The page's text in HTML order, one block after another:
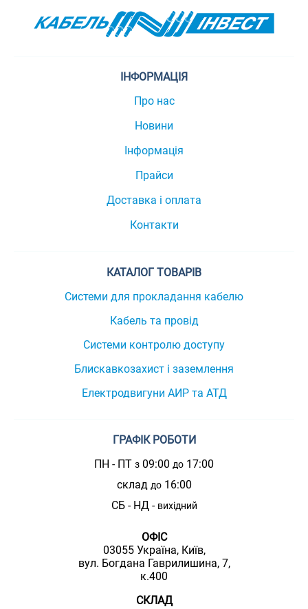
ІНФОРМАЦІЯ
Про нас
Новини
Інформація
Прайси
Доставка і оплата
Контакти
КАТАЛОГ ТОВАРІВ
Системи для прокладання кабелю
Кабель та провід
Системи контролю доступу
Блискавкозахист і заземлення
Електродвигуни АИР та АТД
ГРАФІК РОБОТИ
ПН - ПТ з 09:00 до 17:00
склад до16:00
СБ - НД - вихідний
ОФІС
03055 Україна, Київ,
вул. Богдана Гаврилишина, 7,
к.400
СКЛАД